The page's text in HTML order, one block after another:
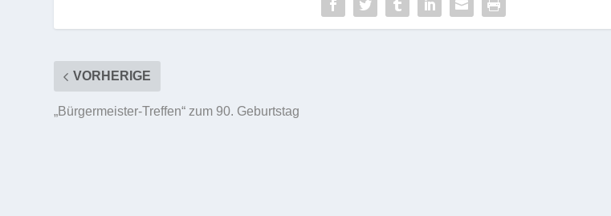
VORHERIGE
„Bürgermeister-Treffen“ zum 90. Geburtstag